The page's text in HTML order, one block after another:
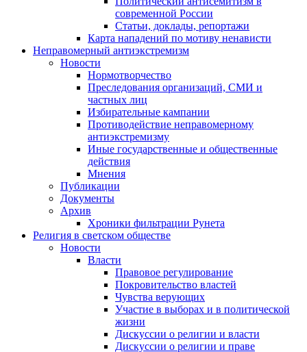
современной России
Статьи, доклады, репортажи
Карта нападений по мотиву ненависти
Неправомерный антиэкстремизм
Новости
Нормотворчество
Преследования организаций, СМИ и
частных лиц
Избирательные кампании
Противодействие неправомерному
антиэкстремизму
Иные государственные и общественные
действия
Мнения
Публикации
Документы
Архив
Хроники фильтрации Рунета
Религия в светском обществе
Новости
Власти
Правовое регулирование
Покровительство властей
Чувства верующих
Участие в выборах и в политической
жизни
Дискуссии о религии и власти
Дискуссии о религии и праве